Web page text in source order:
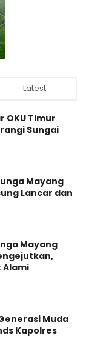
Latest
OKU Timur
Sungai
Mayang
Lancar dan
Mayang
Alami
Muda
Kapolres